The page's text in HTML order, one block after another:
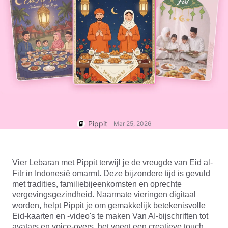
Edit Now
AI Product Images
Shopify, TikTok Shop, Amazon,
User Account
Assets Management
Publishing and Analytics
Product Images
One-click Video Solution
7 Promotional Poster Ideas
Business Tips
AI-Powered Product Posters
Top 5 Types of Business
Videos
AI-Generated Product
Engaging Sales-Boosting
TikTok Video Advertising Guide
How to Cut YouTube Video
Crop Videos for Instagram
Pippit Mar 25, 2026
Vier Lebaran met Pippit terwijl je de vreugde van Eid al-
Fitr in Indonesië omarmt. Deze bijzondere tijd is gevuld
met tradities, familiebijeenkomsten en oprechte
vergevingsgezindheid. Naarmate vieringen digitaal
worden, helpt Pippit je om gemakkelijk betekenisvolle
Eid-kaarten en -video's te maken Van AI-bijschriften tot